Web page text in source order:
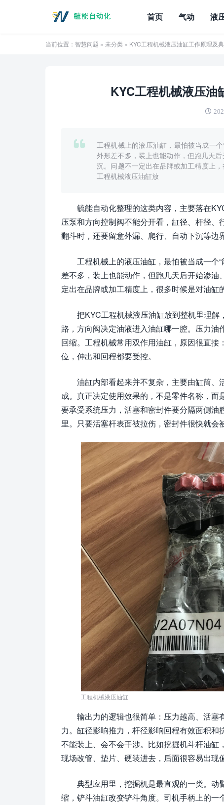
首页 气动 液
当前位置： 智慧问题 » 未分类 » KYC工程机械液压油缸工作原理及
KYC工程机械液压油
工程机械上的液压油缸，最怕被当成一
外形差不多，装上也能动作，但跑几天
沉。问题不一定出在品牌或加工精度上
工程机械液压油缸放
毓能自动化整理的这类内容，主要落在
压泵和方向控制阀不能分开看，缸径、杆径
翻斗时，还要留意外漏、爬行、自动下沉等边
工程机械上的液压油缸，最怕被当成一个
差不多，装上也能动作，但跑几天后开始渗
定出在品牌或加工精度上，很多时候是对油缸
把KYC工程机械液压油缸放到整机里理
路，方向阀决定油液进入油缸哪一腔。压力
回缩。工程机械常用双作用油缸，原因很直
位，伸出和回程都要受控。
油缸内部看起来并不复杂，主要由缸筒、
成。真正决定使用效果的，不是零件名称，
要承受系统压力，活塞和密封件要分隔两侧
里。只要活塞杆表面被拉伤，密封件很快就会
工程机械液压油缸
输出力的逻辑也很简单：压力越高、活
力。缸径影响推力，杆径影响回程有效面积
不能装上、会不会干涉。比如挖掘机斗杆油缸
现场改管、垫片、硬装进去，后面很容易出现
典型应用里，挖掘机是最直观的一类。
缩，铲斗油缸改变铲斗角度。司机手柄上的